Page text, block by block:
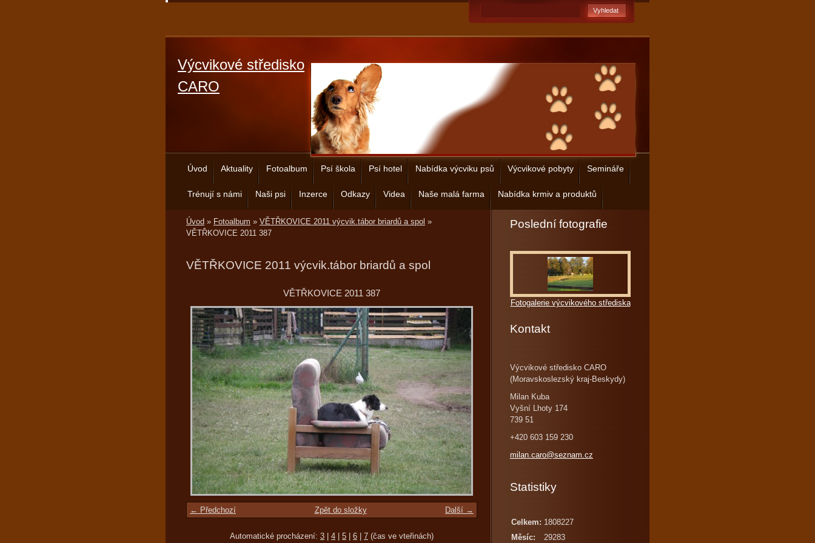
Výcvikové středisko
CARO
Úvod Aktuality Fotoalbum Psí škola Psí hotel Nabídka výcviku psů Výcvikové pobyty Semináře
Trénují s námi Naši psi Inzerce Odkazy Videa Naše malá farma Nabídka krmiv a produktů
Úvod » Fotoalbum » VĚTŘKOVICE 2011 výcvik.tábor briardů a spol »
VĚTŘKOVICE 2011 387
VĚTŘKOVICE 2011 výcvik.tábor briardů a spol
VĚTŘKOVICE 2011 387
← Předchozí Další →
Zpět do složky
Automatické procházení: 3 4 5 6 7 (čas ve vteřinách)
Poslední fotografie
Fotogalerie výcvikového střediska
Kontakt
Výcvikové středisko CARO
(Moravskoslezský kraj-Beskydy)
Milan Kuba
Vyšní Lhoty 174
739 51
+420 603 159 230
milan.caro@seznam.cz
Statistiky
Celkem: 1808227
Měsíc:
29283